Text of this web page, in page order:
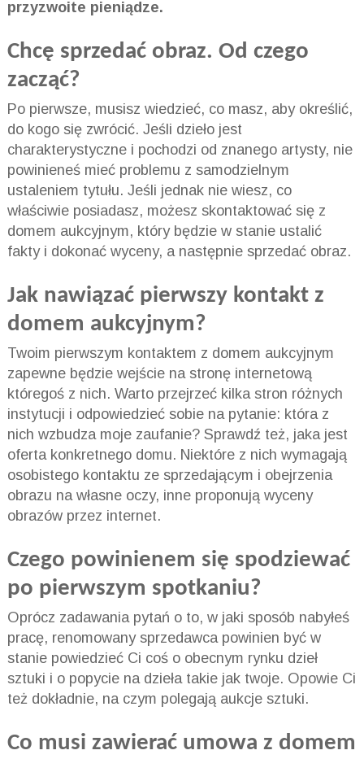
przyzwoite pieniądze.
Chcę sprzedać obraz. Od czego
zacząć?
Po pierwsze, musisz wiedzieć, co masz, aby określić,
do kogo się zwrócić. Jeśli dzieło jest
charakterystyczne i pochodzi od znanego artysty, nie
powinieneś mieć problemu z samodzielnym
ustaleniem tytułu. Jeśli jednak nie wiesz, co
właściwie posiadasz, możesz skontaktować się z
domem aukcyjnym, który będzie w stanie ustalić
fakty i dokonać wyceny, a następnie sprzedać obraz.
Jak nawiązać pierwszy kontakt z
domem aukcyjnym?
Twoim pierwszym kontaktem z domem aukcyjnym
zapewne będzie wejście na stronę internetową
któregoś z nich. Warto przejrzeć kilka stron różnych
instytucji i odpowiedzieć sobie na pytanie: która z
nich wzbudza moje zaufanie? Sprawdź też, jaka jest
oferta konkretnego domu. Niektóre z nich wymagają
osobistego kontaktu ze sprzedającym i obejrzenia
obrazu na własne oczy, inne proponują wyceny
obrazów przez internet.
Czego powinienem się spodziewać
po pierwszym spotkaniu?
Oprócz zadawania pytań o to, w jaki sposób nabyłeś
pracę, renomowany sprzedawca powinien być w
stanie powiedzieć Ci coś o obecnym rynku dzieł
sztuki i o popycie na dzieła takie jak twoje. Opowie Ci
też dokładnie, na czym polegają aukcje sztuki.
Co musi zawierać umowa z domem